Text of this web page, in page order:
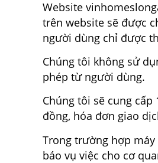
Website
trên website sẽ được
người dùng chỉ được
Chúng tôi không sử
phép từ người dùng.
Chúng tôi sẽ cung
đồng, hóa đơn giao
Trong trường hợp
báo vụ việc cho cơ